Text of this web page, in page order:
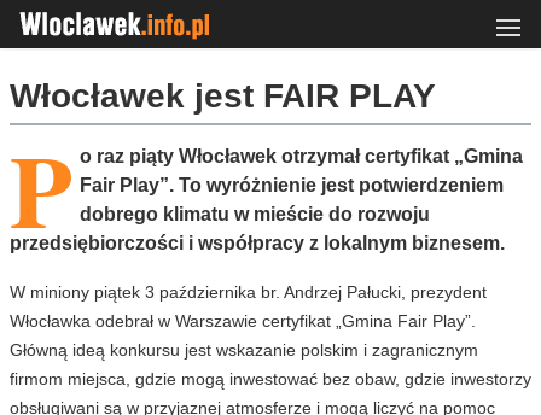
Włocławek jest FAIR PLAY
P o raz piąty Włocławek otrzymał certyfikat „Gmina
Fair Play”. To wyróżnienie jest potwierdzeniem
dobrego klimatu w mieście do rozwoju
przedsiębiorczości i współpracy z lokalnym biznesem.
W miniony piątek 3 października br. Andrzej Pałucki, prezydent
Włocławka odebrał w Warszawie certyfikat „Gmina Fair Play”.
Główną ideą konkursu jest wskazanie polskim i zagranicznym
firmom miejsca, gdzie mogą inwestować bez obaw, gdzie inwestorzy
obsługiwani są w przyjaznej atmosferze i mogą liczyć na pomoc